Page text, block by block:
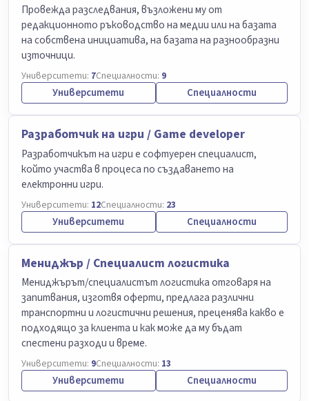
Провежда разследвания, възложени му от
редакционното ръководство на медии или на базата
на собствена инициатива, на базата на разнообразни
източници.
Университети: 7Специалности: 9
Университети Специалности
Разработчик на игри / Game developer
Разработчикът на игри е софтуерен специалист,
който участва в процеса по създаването на
електронни игри.
Университети: 12Специалности: 23
Университети Специалности
Мениджър / Специалист логистика
Мениджърът/специалистът логистика отговаря на
запитвания, изготвя оферти, предлага различни
транспортни и логистични решения, преценява какво е
подходящо за клиента и как може да му бъдат
спестени разходи и време.
Университети: 9Специалности: 13
Университети Специалности